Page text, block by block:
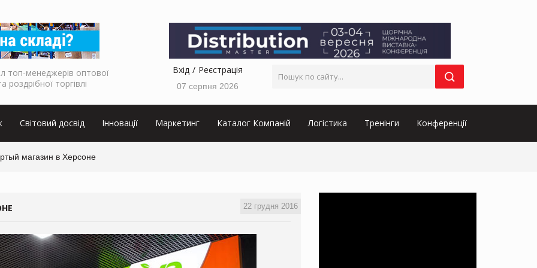
топ-менеджерів оптової
роздрібної торгівлі
Вхід Реєстрація
07 серпня 2026
Світовий досвід Інновації Маркетинг Каталог Компаній Логістика Тренінги Конференції
магазин в Херсоне
22 грудня 2016